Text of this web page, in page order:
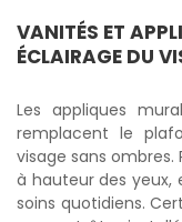
VANITÉS ET
ÉCLAIRAGE DU
Les appliques
remplacent le
visage sans
à hauteur des yeux,
soins quotidiens.